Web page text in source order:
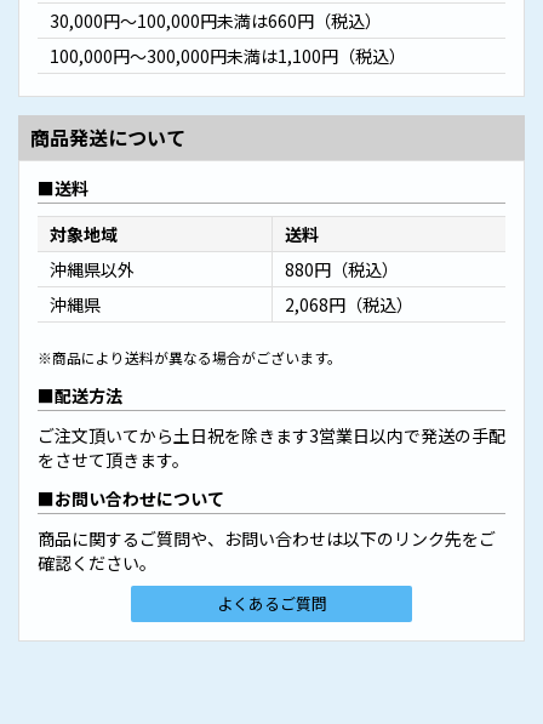
30,000円～100,000円未満は660円（税込）
100,000円～300,000円未満は1,100円（税込）
商品発送について
送料
対象地域
送料
沖縄県以外
880円（税込）
沖縄県
2,068円（税込）
※商品により送料が異なる場合がございます。
配送方法
ご注文頂いてから土日祝を除きます3営業日以内で発送の手配
をさせて頂きます。
お問い合わせについて
商品に関するご質問や、お問い合わせは以下のリンク先をご
確認ください。
よくあるご質問